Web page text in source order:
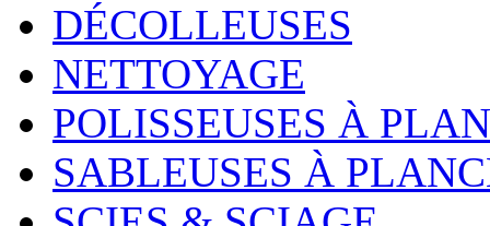
DÉCOLLEUSES
NETTOYAGE
POLISSEUSES À
SABLEUSES À